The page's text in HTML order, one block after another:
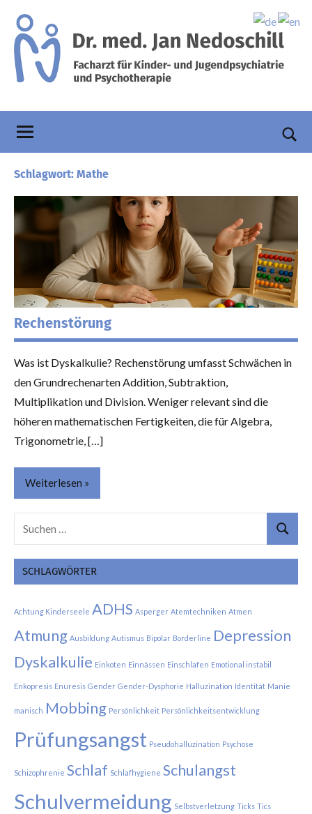
Inhalt
springen
Dr.
Nedoschill
für
Kinder-
und
Psychotherapie
Schlagwort: Mathe
Rechenstörung
Was ist Dyskalkulie? Rechenstörung umfasst Schwächen in
den Grundrechenarten Addition, Subtraktion,
Multiplikation und Division. Weniger relevant sind die
höheren mathematischen Fertigkeiten, die für Algebra,
Trigonometrie, […]
Weiterlesen
Themen
nach:
Suchen
SCHLAGWÖRTER
Achtung Kinderseele ADHS Asperger Atemtechniken Atmen
Atmung Ausbildung Autismus Bipolar Borderline Depression
Dyskalkulie Einkoten Einnässen Einschlafen Emotional instabil
Enkopresis Enuresis Gender Gender-Dysphorie Halluzination Identität Manie
manisch Mobbing Persönlichkeit Persönlichkeitsentwicklung
Prüfungsangst Pseudohalluzination Psychose
Schizophrenie Schlaf Schlafhygiene Schulangst
Schulvermeidung Selbstverletzung Ticks Tics